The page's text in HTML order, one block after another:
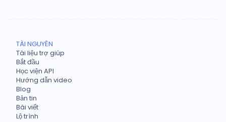
TÀI NGUYÊN
Tài liệu trợ giúp
Bắt đầu
Học viện API
Hướng dẫn video
Blog
Bản tin
Bài viết
Lộ trình